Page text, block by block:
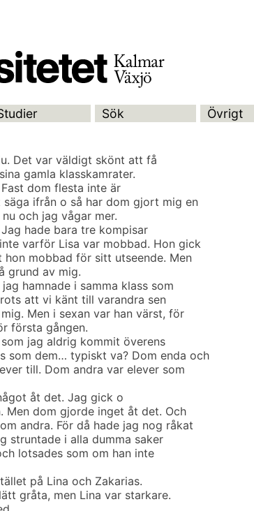
Sök Övrigt
Det var väldigt skönt att få
gamla klasskamrater.
dom flesta inte är
ifrån o så har dom gjort mig en
och jag vågar mer.
hade bara tre kompisar
varför Lisa var mobbad. Hon gick
mobbad för sitt utseende. Men
grund av mig.
hamnade i samma klass som
att vi känt till varandra sen
Men i sexan var han värst, för
första gången.
jag aldrig kommit överens
som dem… typiskt va? Dom enda och
till. Dom andra var elever som
åt det. Jag gick o
Men dom gjorde inget åt det. Och
andra. För då hade jag nog råkat
struntade i alla dumma saker
lotsades som om han inte
på Lina och Zakarias.
gråta, men Lina var starkare.